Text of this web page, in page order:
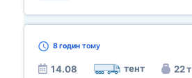
8 годин тому
14.08 тент 22 т